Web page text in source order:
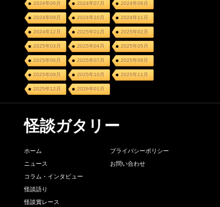
2024年06月 2024年07月 2024年08月
2024年09月 2024年10月 2024年11月
2024年12月 2025年01月 2025年02月
2025年03月 2025年04月 2025年05月
2025年06月 2025年07月 2025年08月
2025年09月 2025年10月 2025年11月
2025年12月 2026年01月
怪談ガタリー
ホーム
ニュース
コラム・インタビュー
怪談語り
怪談賞レース
プライバシーポリシー
お問い合わせ